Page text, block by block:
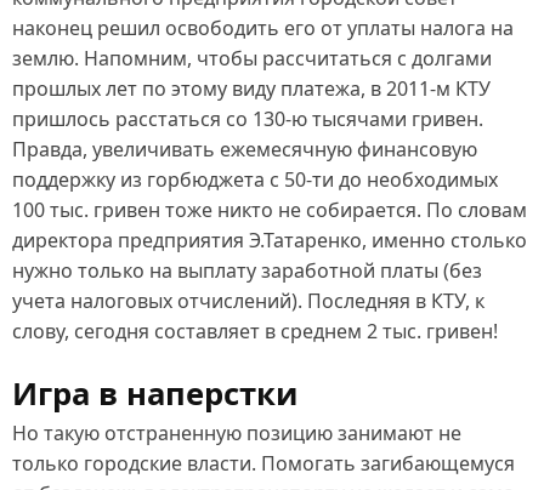
наконец решил освободить его от уплаты налога на
землю. Напомним, чтобы рассчитаться с долгами
прошлых лет по этому виду платежа, в 2011-м КТУ
пришлось расстаться со 130-ю тысячами гривен.
Правда, увеличивать ежемесячную финансовую
поддержку из горбюджета с 50-ти до необходимых
100 тыс. гривен тоже никто не собирается. По словам
директора предприятия Э.Татаренко, именно столько
нужно только на выплату заработной платы (без
учета налоговых отчислений). Последняя в КТУ, к
слову, сегодня составляет в среднем 2 тыс. гривен!
Игра в наперстки
Но такую отстраненную позицию занимают не
только городские власти. Помогать загибающемуся